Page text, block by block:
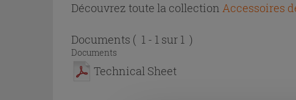
Découvrez toute la collection Accessoires
Documents ( 1 - 1 sur 1 )
Documents
Technical Sheet